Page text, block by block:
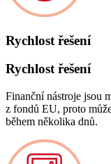
Rychlost řešení
Rychlost řešení
Finanční nástroje jsou
z fondů EU, proto
během několika dnů.